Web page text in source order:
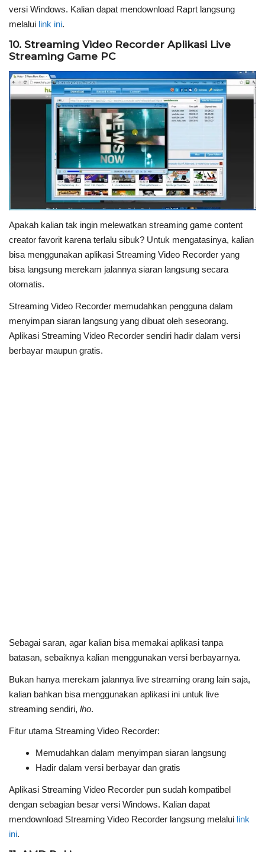
versi Windows. Kalian dapat mendownload Raprt langsung
melalui link ini.
10. Streaming Video Recorder Aplikasi Live
Streaming Game PC
Apakah kalian tak ingin melewatkan streaming game content
creator favorit karena terlalu sibuk? Untuk mengatasinya, kalian
bisa menggunakan aplikasi Streaming Video Recorder yang
bisa langsung merekam jalannya siaran langsung secara
otomatis.
Streaming Video Recorder memudahkan pengguna dalam
menyimpan siaran langsung yang dibuat oleh seseorang.
Aplikasi Streaming Video Recorder sendiri hadir dalam versi
berbayar maupun gratis.
Sebagai saran, agar kalian bisa memakai aplikasi tanpa
batasan, sebaiknya kalian menggunakan versi berbayarnya.
Bukan hanya merekam jalannya live streaming orang lain saja,
kalian bahkan bisa menggunakan aplikasi ini untuk live
streaming sendiri, lho.
Fitur utama Streaming Video Recorder:
Memudahkan dalam menyimpan siaran langsung
Hadir dalam versi berbayar dan gratis
Aplikasi Streaming Video Recorder pun sudah kompatibel
dengan sebagian besar versi Windows. Kalian dapat
mendownload Streaming Video Recorder langsung melalui link
ini.